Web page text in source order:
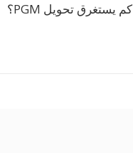
كم يستغرق تحويل PGM؟